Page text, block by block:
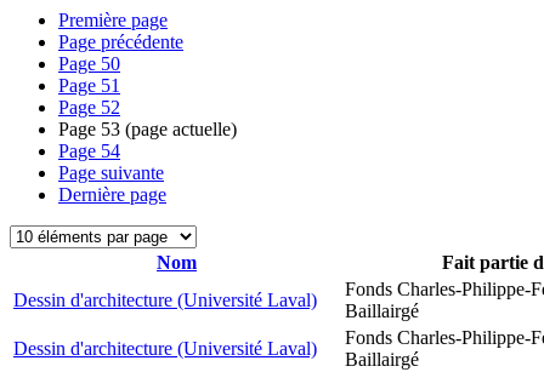
Première page
Page précédente
Page 50
Page 51
Page 52
Page 53 (page actuelle)
Page 54
Page suivante
Dernière page
Nom
Fait partie
Dessin d'architecture (Université Laval)
Fonds Charles-Philippe-
Baillairgé
Dessin d'architecture (Université Laval)
Fonds Charles-Philippe-
Baillairgé